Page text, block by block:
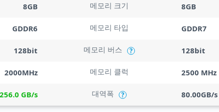
8GB 메모리 크기 8GB
GDDR6 메모리 타입 GDDR7
128bit 메모리 버스 ? 128bit
2000MHz 메모리 클럭 2500 MHz
256.0 GB/s 대역폭 ? 80.00GB/s